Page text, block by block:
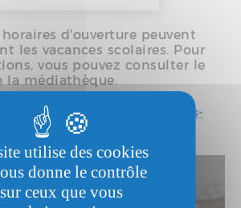
d'ouverture peuvent
les vacances scolaires. Pour
vous pouvez consulter le
la médiathèque.
médiathèques François-
Thiriot
utilise des cookies
donne le contrôle
sur ceux que vous